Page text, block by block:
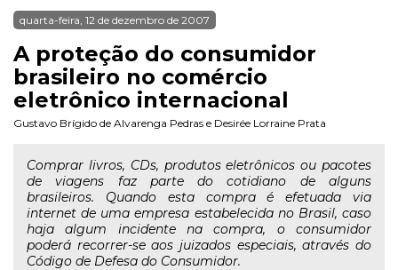
quarta-feira, 12 de dezembro de 2007
A proteção do consumidor
brasileiro no comércio
eletrônico internacional
Gustavo Brígido de Alvarenga Pedras e Desirée Lorraine Prata
Comprar livros, CDs, produtos eletrônicos ou pacotes
de viagens faz parte do cotidiano de alguns
brasileiros. Quando esta compra é efetuada via
internet de uma empresa estabelecida no Brasil, caso
haja algum incidente na compra, o consumidor
poderá recorrer-se aos juizados especiais, através do
Código de Defesa do Consumidor.